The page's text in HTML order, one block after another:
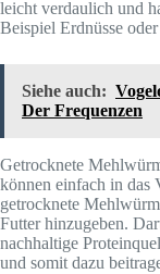
leicht verdaulich und
Beispiel Erdnüsse oder
Siehe auch:
Der Frequenzen
Getrocknete
können einfach in das
getrocknete
Futter hinzugeben.
nachhaltige
und somit dazu